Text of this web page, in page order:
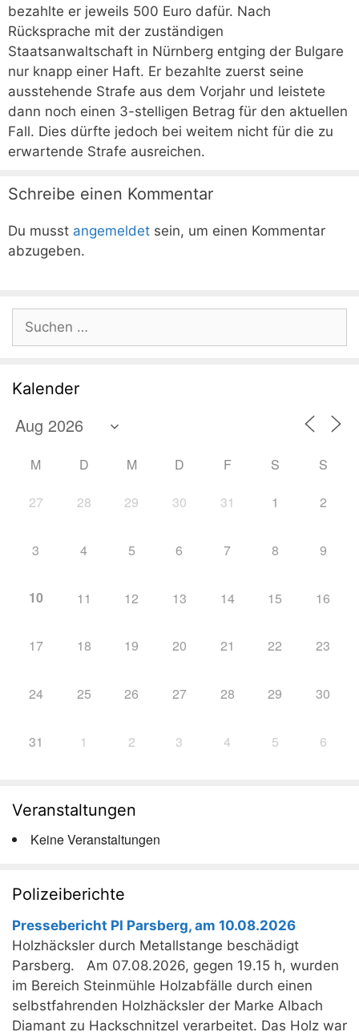
bezahlte er jeweils 500 Euro dafür. Nach
Rücksprache mit der zuständigen
Staatsanwaltschaft in Nürnberg entging der Bulgare
nur knapp einer Haft. Er bezahlte zuerst seine
ausstehende Strafe aus dem Vorjahr und leistete
dann noch einen 3-stelligen Betrag für den aktuellen
Fall. Dies dürfte jedoch bei weitem nicht für die zu
erwartende Strafe ausreichen.
Schreibe einen Kommentar
Du musst angemeldet sein, um einen Kommentar
abzugeben.
nach:
Kalender
M D M D F S S
27 28 29 30 31 1 2
3 4 5 6 7 8 9
10 11 12 13 14 15 16
17 18 19 20 21 22 23
24 25 26 27 28 29 30
31 1 2 3 4 5 6
Veranstaltungen
Keine Veranstaltungen
Polizeiberichte
Pressebericht PI Parsberg, am 10.08.2026
Holzhäcksler durch Metallstange beschädigt
Parsberg. Am 07.08.2026, gegen 19.15 h, wurden
im Bereich Steinmühle Holzabfälle durch einen
selbstfahrenden Holzhäcksler der Marke Albach
Diamant zu Hackschnitzel verarbeitet. Das Holz war